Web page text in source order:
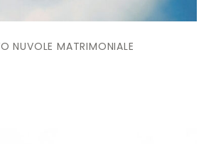
NUVOLE MATRIMONIALE